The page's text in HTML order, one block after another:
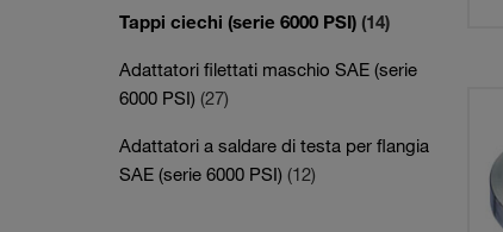
Tappi ciechi (serie 6000 PSI) (14)
Adattatori filettati maschio SAE (serie
6000 PSI) (27)
Adattatori a saldare di testa per flangia
SAE (serie 6000 PSI) (12)